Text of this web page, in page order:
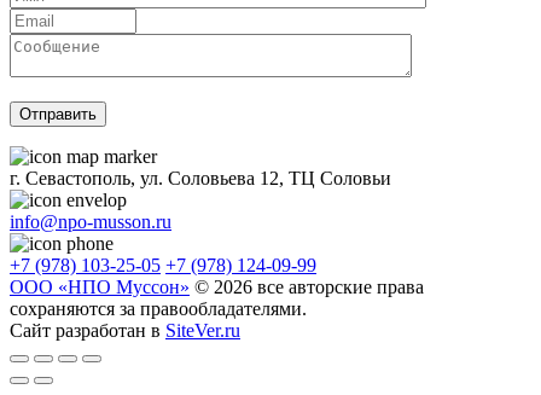
г. Севастополь, ул. Соловьева 12, ТЦ Соловьи
info@npo-musson.ru
+7 (978) 103-25-05 +7 (978) 124-09-99
ООО «НПО Муссон» © 2026 все авторские права
сохраняются за правообладателями.
Сайт разработан в SiteVer.ru